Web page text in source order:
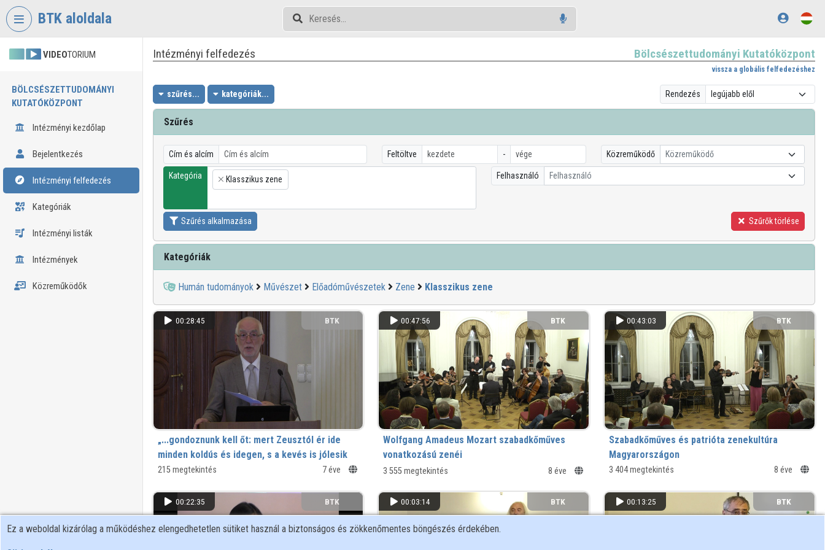
Fejléc kihagyása
BTK aloldala
VIDEOTORIUM
BÖLCSÉSZETTUDOMÁNYI
KUTATÓKÖZPONT
Intézményi kezdőlap
Bejelentkezés
Intézményi felfedezés
Kategóriák
Intézményi listák
Intézmények
Közreműködők
Intézményi felfedezés Bölcsészettudományi Kutatóközpont
vissza a globális felfedezéshez
szűrés... kategóriák... Rendezés
Szűrés
Cím és alcím Feltöltve - Közreműködő Közreműködő
Kategória
×
Klasszikus zene Felhasználó Felhasználó
Szűrés alkalmazása Szűrők törlése
Kategóriák
Humán tudományok Művészet Előadóművészetek Zene Klasszikus zene
00:28:45 BTK
„...gondoznunk kell őt: mert Zeusztól ér ide
minden koldús és idegen, s a kevés is jólesik
annak”
215 megtekintés 7 éve
00:47:56 BTK
Wolfgang Amadeus Mozart szabadkőműves
vonatkozású zenéi
3 555 megtekintés 8 éve
00:43:03 BTK
Szabadkőműves és patrióta zenekultúra
Magyarországon
1770–1800
3 404 megtekintés 8 éve
00:22:35 BTK 00:03:14 BTK 00:13:25 BTK
Ez a weboldal kizárólag a működéshez elengedhetetlen sütiket használ a biztonságos és zökkenőmentes böngészés érdekében.